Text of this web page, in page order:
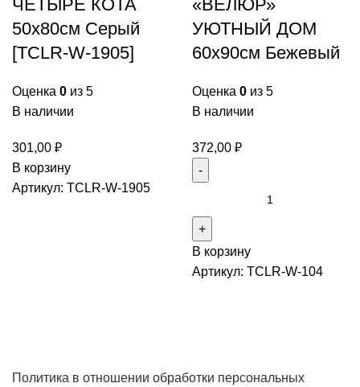
ЧЕТЫРЕ КОТА
50х80см Серый
[TCLR-W-1905]
Оценка 0 из 5
В наличии
301,00 ₽
Количество
товара
В корзину
Артикул: TCLR-W-1905
«ВЕЛЮР»
УЮТНЫЙ ДОМ
60х90см Бежевый
Оценка 0 из 5
В наличии
372,00 ₽
Коврик
влаговпитывающий
ComeForte
Бежевый
В корзину
Артикул: TCLR-W-104
Политика в отношении обработки персональных